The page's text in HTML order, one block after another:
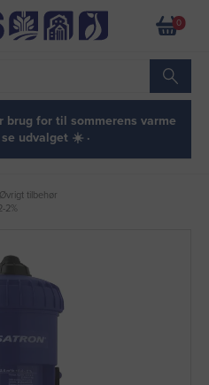
0
for til sommerens varme
udvalget ☀️ ·
Øvrigt tilbehør
2%